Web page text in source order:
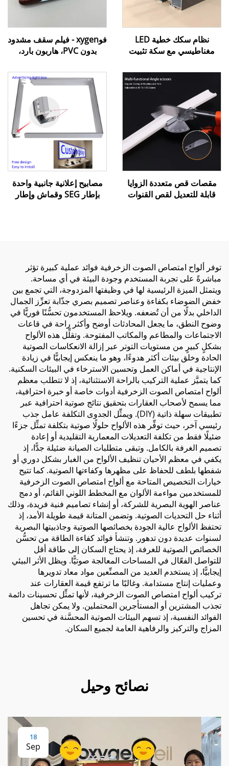
نظام سكك خطية LED
مغناطيسي مع سكة تثبيت
الداخلي
فوxygen - فيلم سقف مشدود
بدون PVC، هاربون بارد،
أدوات تركيب، مسطرة
مقصات قص متعددة الزوايا
قابلة للتعديل لقص القنوات
مصابيح إعلانية جانبية واحدة
بإطار SEG وقماش وإطار
توفر ألواح امتصاص الصوت الزخرفية فوائد عملية كبيرة تؤثر
مباشرةً على تجربة المستخدم وجودة البيئة في أي مساحة.
ويتمثل الميزة الرئيسية لها في وظيفتها المزدوجة، التي تجمع بين
خفض الضوضاء بكفاءة وعناصر تصميم بصري جذّابة تعزِّز الجمال
الداخلي بدلًا من أن تُضعفه. ويلاحظ المستخدمون تحسُّنًا فوريًّا في
وضوح النطق، ما يجعل المحادثات أوضح وأكثر راحة في قاعات
الاجتماعات والمطاعم والمكاتب المفتوحة. وتقلِّل هذه الألواح
بشكلٍ كبيرٍ من مستويات التوتر عبر إزالة الانعكاسات الصوتية
الحادة وخلق بيئات أكثر هدوءًا، وهو ما ينعكس إيجابيًّا في زيادة
الإنتاجية في أماكن العمل وتحسين الاسترخاء في البيئات السكنية.
كما يتميَّز عملية التركيب بالراحة الاستثنائية، إذ لا تتطلب معظم
ألواح امتصاص الصوت الزخرفية أدوات خاصة أو خبرة احترافية،
مما يسمح لأصحاب العقارات بتحقيق نتائج صوتية احترافية عبر
تطبيقات سهلة ذاتية (DIY). ويمثِّل الجدوى التكلفة عامل جذب
رئيسي آخر، حيث توفِّر هذه الألواح حلولًا صوتية بتكلفة تمثِّل جزءًا
ضئيلًا فقط من تكلفة التعديلات المعمارية التقليدية أو إعادة
تصميم الغرفة بالكامل. وتبقى متطلبات الصيانة ضئيلة جدًّا، إذ
يكفي في معظم الأحيان تنظيف الألواح من الغبار بشكل دوري أو
شفطها بلطف للحفاظ على مظهرها وكفاءتها الصوتية. كما تتيح
خيارات التخصيص المتاحة مع ألواح امتصاص الصوت الزخرفية
للمستخدمين مواءمة الألوان مع المخطط اللوني القائم، أو دمج
عناصر الهوية البصرية للشركة، أو إنشاء تصاميم فنية فريدة، وذلك
أثناء حل التحديات الصوتية. وتضمن المتانة قيمة طويلة الأمد، إذ
تحتفظ الألواح عالية الجودة بخصائصها الصوتية وجاذبيتها البصرية
لسنوات عديدة دون تدهور. وتنشأ فوائد كفاءة الطاقة من تحسُّن
الخصائص الصوتية للغرفة، إذ يحتاج السكان إلى طاقة أقل
للتواصل الفعّال في المساحات المعالجة صوتيًّا. ويظل الأثر البيئي
إيجابيًّا، إذ يستخدم العديد من المصنِّعين مواد معاد تدويرها
وعمليات إنتاج مستدامة. وغالبًا ما ترتفع قيمة العقارات عند
تركيب ألواح امتصاص الصوت الزخرفية، لأنها تمثِّل تحسينات دائمة
تجذب المشترين أو المستأجرين المحتملين. ولا يمكن تجاهل
الفوائد النفسية، إذ تسهم البيئات الصوتية المحسَّنة في تحسين
المزاج والتركيز والرفاهية العامة لجميع السكان.
نصائح وحيل
18
Sep